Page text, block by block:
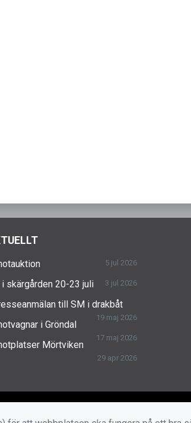
5 jul 2026
i skärgården 20-23 juli 3 jul 2026
till SM i drakbåt
19 maj 2026
i Gröndal
17 maj 2026
Mörtviken
29 apr 2026